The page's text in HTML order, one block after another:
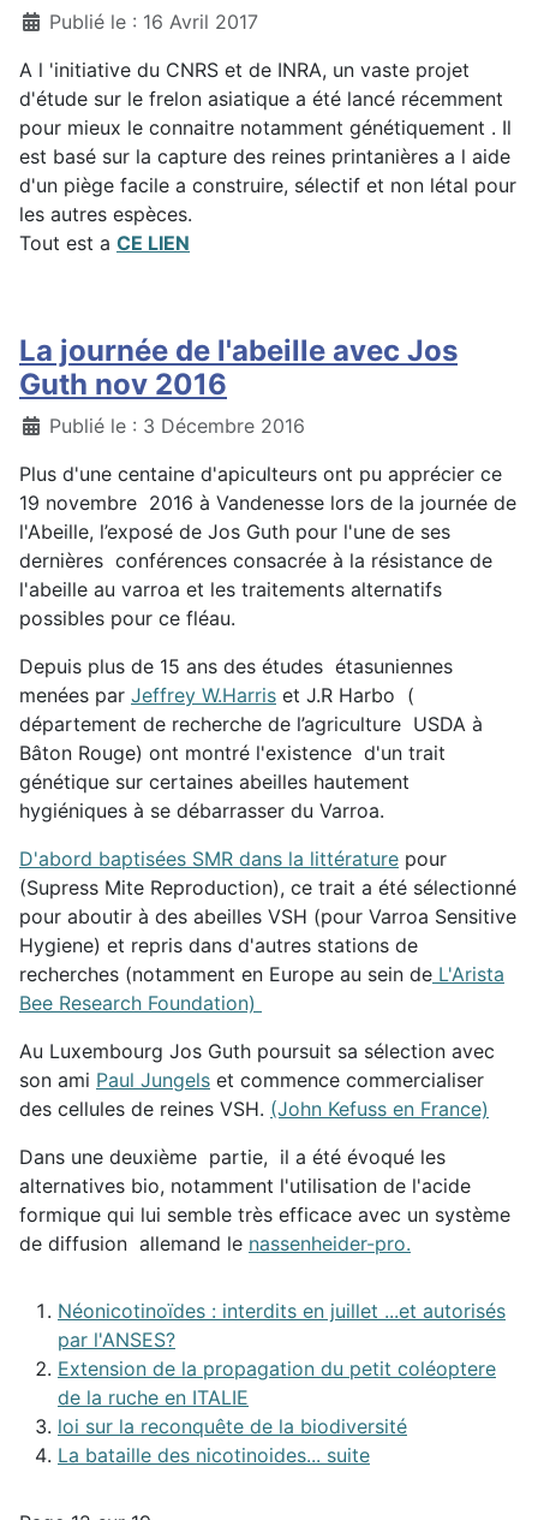
DétailsPublié le : 16 Avril 2017
A l 'initiative du CNRS et de INRA, un vaste projet
d'étude sur le frelon asiatique a été lancé récemment
pour mieux le connaitre notamment génétiquement . Il
est basé sur la capture des reines printanières a l aide
d'un piège facile a construire, sélectif et non létal pour
les autres espèces.
Tout est a CE LIEN
La journée de l'abeille avec Jos
Guth nov 2016
DétailsPublié le : 3 Décembre 2016
Plus d'une centaine d'apiculteurs ont pu apprécier ce
19 novembre 2016 à Vandenesse lors de la journée de
l'Abeille, l’exposé de Jos Guth pour l'une de ses
dernières conférences consacrée à la résistance de
l'abeille au varroa et les traitements alternatifs
possibles pour ce fléau.
Depuis plus de 15 ans des études étasuniennes
menées par Jeffrey W.Harris et J.R Harbo (
département de recherche de l’agriculture USDA à
Bâton Rouge) ont montré l'existence d'un trait
génétique sur certaines abeilles hautement
hygiéniques à se débarrasser du Varroa.
D'abord baptisées SMR dans la littérature pour
(Supress Mite Reproduction), ce trait a été sélectionné
pour aboutir à des abeilles VSH (pour Varroa Sensitive
Hygiene) et repris dans d'autres stations de
recherches (notamment en Europe au sein de L'Arista
Bee Research Foundation)
Au Luxembourg Jos Guth poursuit sa sélection avec
son ami Paul Jungels et commence commercialiser
des cellules de reines VSH. (John Kefuss en France)
Dans une deuxième partie, il a été évoqué les
alternatives bio, notamment l'utilisation de l'acide
formique qui lui semble très efficace avec un système
de diffusion allemand le nassenheider-pro.
Néonicotinoïdes : interdits en juillet ...et autorisés
par l'ANSES?
Extension de la propagation du petit coléoptere
de la ruche en ITALIE
loi sur la reconquête de la biodiversité
La bataille des nicotinoides... suite